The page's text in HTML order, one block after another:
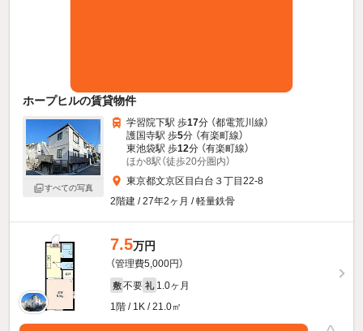
ホープヒルの賃貸物件
すべての写真
学習院下駅 歩17分 （都電荒川線）
護国寺駅 歩5分 （有楽町線）
東池袋駅 歩12分 （有楽町線）
ほか8駅（徒歩20分圏内）
東京都文京区目白台３丁目22-8
2階建 / 27年2ヶ月 / 軽量鉄骨
7.5万円
（管理費5,000円）
敷 不要 礼 1.0ヶ月
1階 / 1K / 21.0㎡